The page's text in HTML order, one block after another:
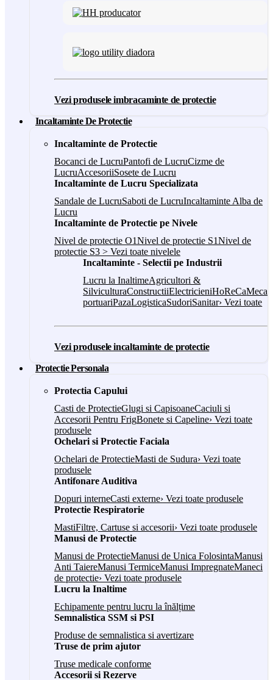
Vezi produsele imbracaminte de protectie
Incaltaminte De Protectie
Incaltaminte de Protectie
Bocanci de LucruPantofi de LucruCizme de
LucruAccesoriiSosete de Lucru
Incaltaminte de Lucru Specializata
Sandale de LucruSaboti de LucruIncaltaminte Alba de
Lucru
Incaltaminte de Protectie pe Nivele
Nivel de protectie O1Nivel de protectie S1Nivel de
protectie S3 > Vezi toate nivelele
Incaltaminte - Selectii pe Industrii
Lucru la InaltimeAgricultori &
SilviculturaConstructiiElectricieniHoReCa
portuariPazaLogisticaSudoriSanitar› Vezi toate
Vezi produsele incaltaminte de protectie
Protectie Personala
Protectia Capului
Casti de ProtectieGlugi si CapisoaneCaciuli si
Accesorii Pentru FrigBonete si Capeline› Vezi toate
produsele
Ochelari si Protectie Faciala
Ochelari de ProtectieMasti de Sudura› Vezi toate
produsele
Antifonare Auditiva
Dopuri interneCasti externe› Vezi toate produsele
Protectie Respiratorie
MastiFiltre, Cartuse si accesorii› Vezi toate produsele
Manusi de Protectie
Manusi de ProtectieManusi de Unica FolosintaManusi
Anti TaiereManusi TermiceManusi ImpregnateManeci
de protectie› Vezi toate produsele
Lucru la Inaltime
Echipamente pentru lucru la înălțime
Semnalistica SSM si PSI
Produse de semnalistica si avertizare
Truse de prim ajutor
Truse medicale conforme
Accesorii si Rezerve